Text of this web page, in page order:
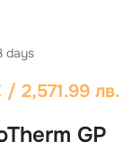
days
/ 2,571.99 лв.
GP